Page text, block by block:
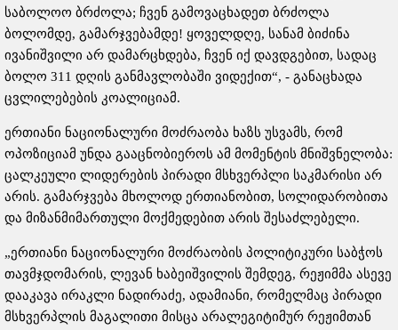
საბოლოო ბრძოლა; ჩვენ გამოვაცხადეთ ბრძოლა
ბოლომდე, გამარჯვებამდე! ყოველდღე, სანამ ბიძინა
ივანიშვილი არ დამარცხდება, ჩვენ იქ დავდგებით, სადაც
ბოლო 311 დღის განმავლობაში ვიდექით“, - განაცხადა
ცვლილებების კოალიციამ.
ერთიანი ნაციონალური მოძრაობა ხაზს უსვამს, რომ
ოპოზიციამ უნდა გააცნობიეროს ამ მომენტის მნიშვნელობა:
ცალკეული ლიდერების პირადი მსხვერპლი საკმარისი არ
არის. გამარჯვება მხოლოდ ერთიანობით, სოლიდარობითა
და მიზანმიმართული მოქმედებით არის შესაძლებელი.
„ერთიანი ნაციონალური მოძრაობის პოლიტიკური საბჭოს
თავმჯდომარის, ლევან ხაბეიშვილის შემდეგ, რეჟიმმა ასევე
დააკავა ირაკლი ნადირაძე, ადამიანი, რომელმაც პირადი
მსხვერპლის მაგალითი მისცა არალეგიტიმურ რეჟიმთან